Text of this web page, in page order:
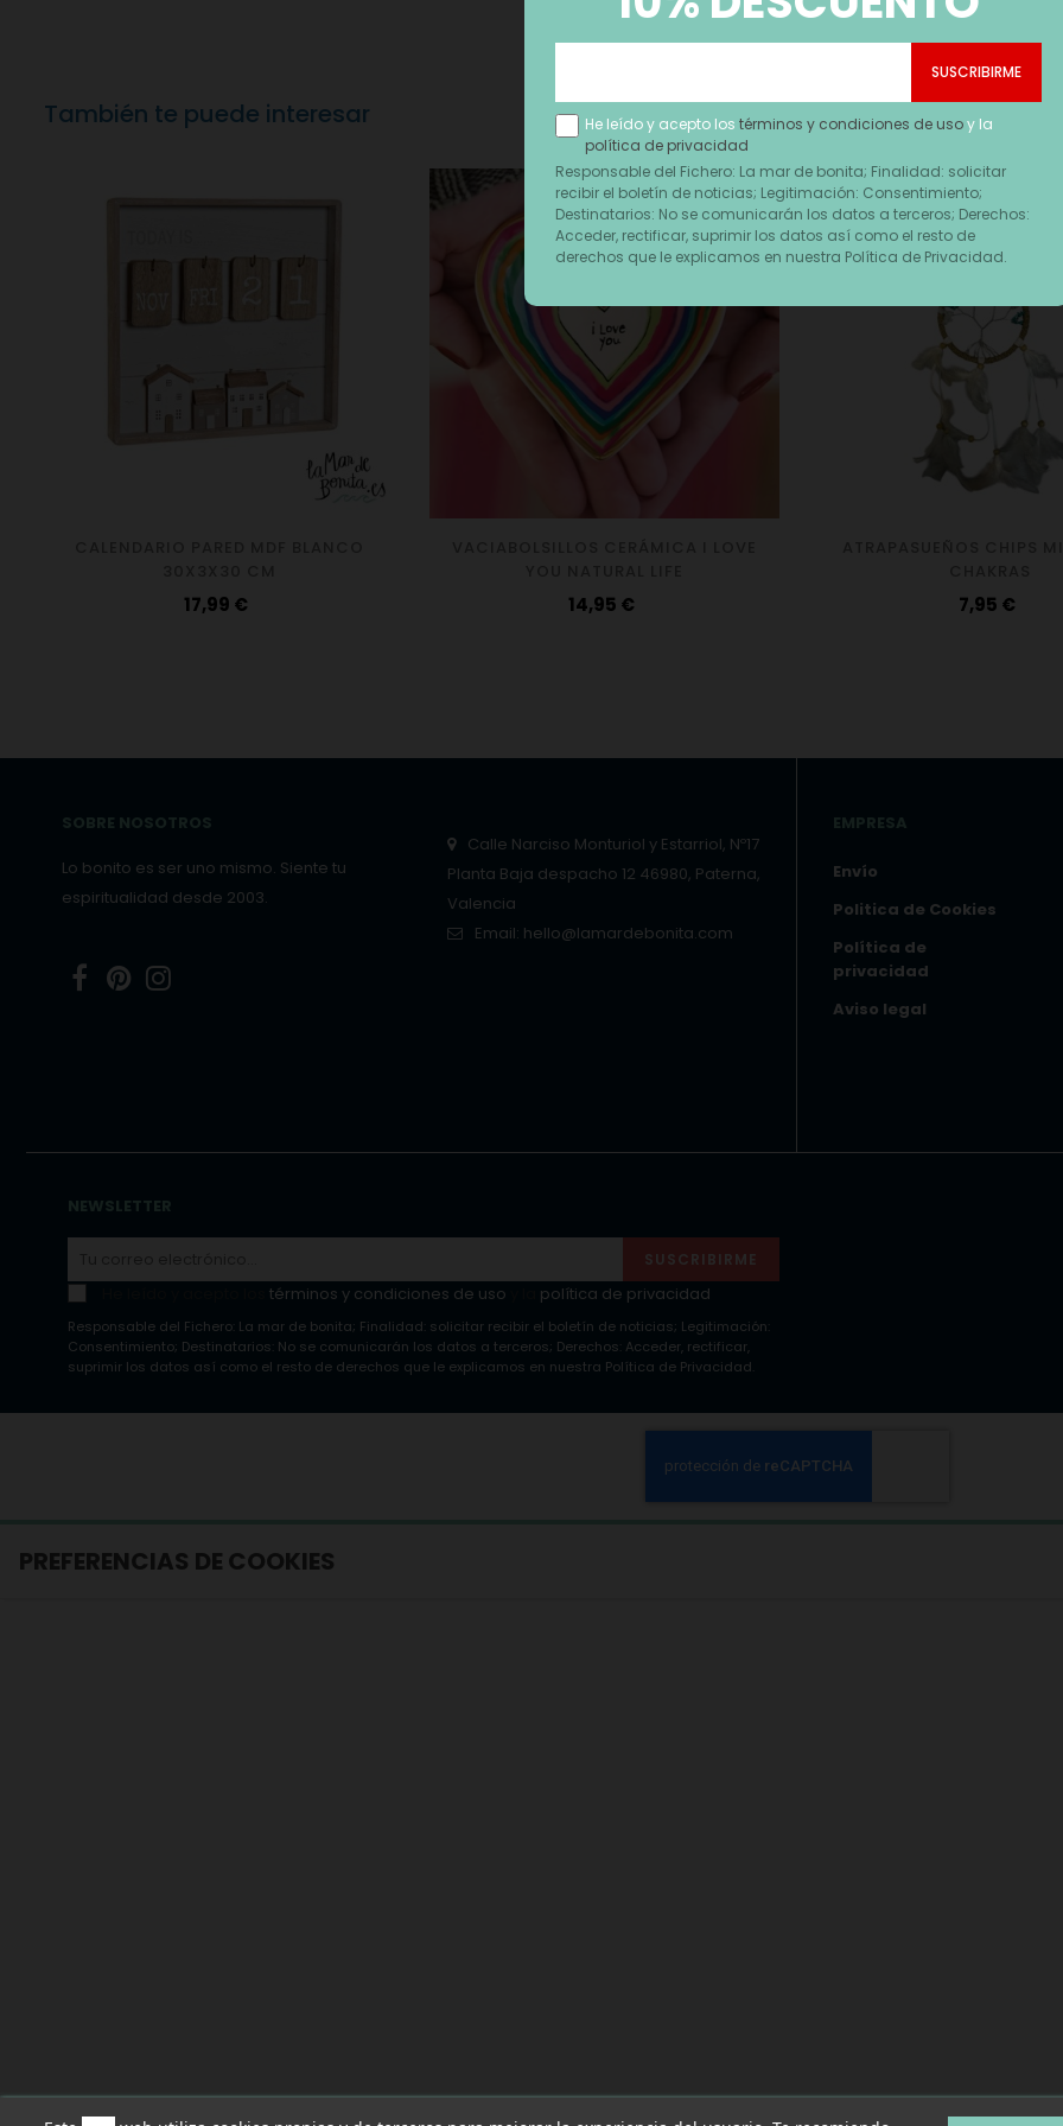
También te puede interesar
Precio
17,99 € Precio
14,95 € Precio
7,95 €
SOBRE NOSOTROS
Lo bonito es ser uno mismo. Siente tu
espiritualidad desde 2003.
FacebookPinterest
Calle Narciso Monturiol y Estarriol, Nº17
Planta Baja despacho 12 46980, Paterna,
Valencia
Email: hello@lamardebonita.com
EMPRESA
Envío
Politica de Cookies
Política de
privacidad
Aviso legal
NEWSLETTER
SUSCRIBIRME
términos y condiciones de uso política de privacidad
Responsable del Fichero: La mar de bonita; Finalidad: solicitar recibir el boletín de noticias; Legitimación:
Consentimiento; Destinatarios: No se comunicarán los datos a terceros; Derechos: Acceder, rectificar,
suprimir los datos así como el resto de derechos que le explicamos en nuestra Política de Privacidad.
PREFERENCIAS DE COOKIES
Responsable del Fichero: La mar de bonita; Finalidad: solicitar
recibir el boletín de noticias; Legitimación: Consentimiento;
Destinatarios: No se comunicarán los datos a terceros; Derechos:
Acceder, rectificar, suprimir los datos así como el resto de
derechos que le explicamos en nuestra Política de Privacidad.
He leído y acepto los términos y condiciones de usoy la
política de privacidad